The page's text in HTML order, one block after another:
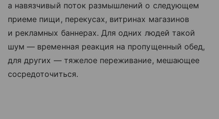
а навязчивый поток размышлений о следующем
приеме пищи, перекусах, витринах магазинов
и рекламных баннерах. Для одних людей такой
шум — временная реакция на пропущенный обед,
для других — тяжелое переживание, мешающее
сосредоточиться.